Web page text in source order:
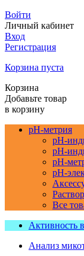
Войти
Личный кабинет
Вход
Регистрация
Корзина пуста
Корзина
Добавьте товар
в корзину
pH-метрия
pH-
pH-
pH-
pH-
Все
Активность
Анализ